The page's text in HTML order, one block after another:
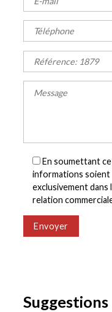
En soumettant
informations soient
exclusivement dans
relation
Envoyer
Suggestions